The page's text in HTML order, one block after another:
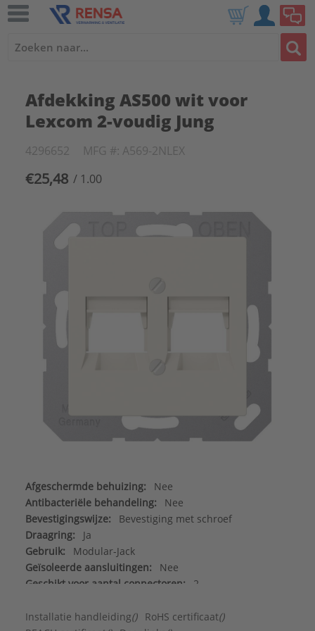
Afdekking AS500 wit voor
Lexcom 2-voudig Jung
4296652 MFG #: A569-2NLEX
€25,48 / 1.00
Afgeschermde behuizing:
Nee
Antibacteriële behandeling:
Nee
Bevestigingswijze:
Bevestiging met schroef
Draagring:
Ja
Gebruik:
Modular-Jack
Geïsoleerde aansluitingen:
Nee
Geschikt voor aantal connectoren:
2
Halogeenvrij:
Ja
Installatie handleiding() RoHS certificaat()